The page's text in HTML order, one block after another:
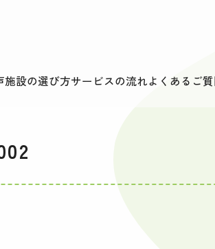
施設の選び方サービスの流れよくあるご